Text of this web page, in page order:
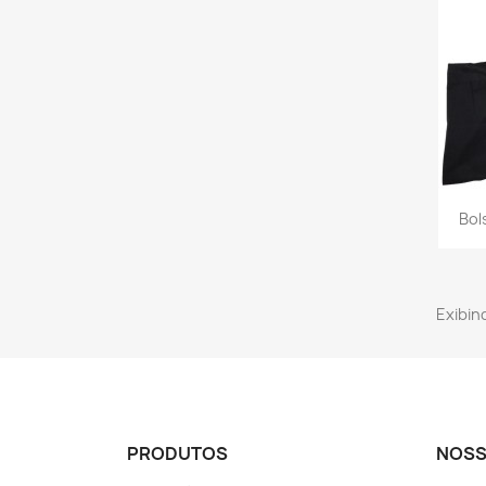
PRODUTOS